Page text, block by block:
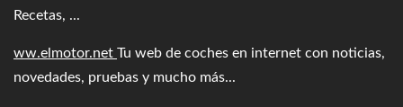
Recetas, ...
ww.elmotor.net Tu web de coches en internet con noticias,
novedades, pruebas y mucho más...